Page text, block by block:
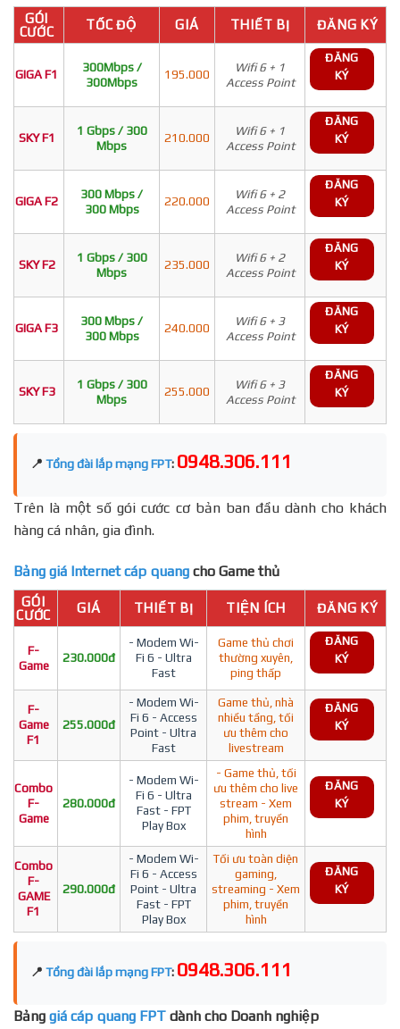
GÓI
CƯỚC
TỐC ĐỘ GIÁ THIẾT BỊ ĐĂNG KÝ
GIGA F1
300Mbps /
300Mbps
195.000
Wifi 6 + 1
Access Point
ĐĂNG
KÝ
SKY F1
1 Gbps / 300
Mbps
210.000
Wifi 6 + 1
Access Point
ĐĂNG
KÝ
GIGA F2
300 Mbps /
300 Mbps
220.000
Wifi 6 + 2
Access Point
ĐĂNG
KÝ
SKY F2
1 Gbps / 300
Mbps
235.000
Wifi 6 + 2
Access Point
ĐĂNG
KÝ
GIGA F3
300 Mbps /
300 Mbps
240.000
Wifi 6 + 3
Access Point
ĐĂNG
KÝ
SKY F3
1 Gbps / 300
Mbps
255.000
Wifi 6 + 3
Access Point
ĐĂNG
KÝ
📍 Tổng đài lắp mạng FPT: 0948.306.111
Trên là một số gói cước cơ bản ban đầu dành cho khách
hàng cá nhân, gia đình.
Bảng giá Internet cáp quang cho Game thủ
GÓI
CƯỚC
GIÁ THIẾT BỊ TIỆN ÍCH ĐĂNG KÝ
F-
Game
230.000đ
- Modem Wi-
Fi 6 - Ultra
Fast
Game thủ chơi
thường xuyên,
ping thấp
ĐĂNG
KÝ
F-
Game
F1
255.000đ
- Modem Wi-
Fi 6 - Access
Point - Ultra
Fast
Game thủ, nhà
nhiều tầng, tối
ưu thêm cho
livestream
ĐĂNG
KÝ
Combo
F-
Game
280.000đ
- Modem Wi-
Fi 6 - Ultra
Fast - FPT
Play Box
- Game thủ, tối
ưu thêm cho live
stream - Xem
phim, truyền
hình
ĐĂNG
KÝ
Combo
F-
GAME
F1
290.000đ
- Modem Wi-
Fi 6 - Access
Point - Ultra
Fast - FPT
Play Box
Tối ưu toàn diện
gaming,
streaming - Xem
phim, truyền
hình
ĐĂNG
KÝ
📍 Tổng đài lắp mạng FPT: 0948.306.111
Bảng giá cáp quang FPT dành cho Doanh nghiệp